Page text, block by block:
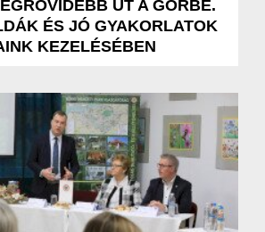
ÚT A GÖRBE.
ÉS JÓ GYAKORLATOK
KEZELÉSÉBEN